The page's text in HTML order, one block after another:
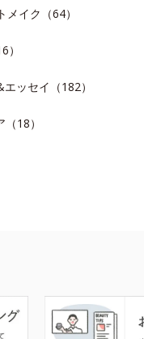
メイク（64）
）
ッセイ（182）
18）